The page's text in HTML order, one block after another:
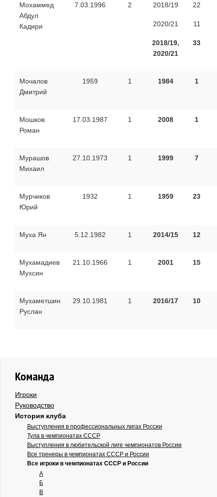
Мохаммед
Абдул
Кадири
7.03.1996 2 2018/19
2020/21
2018/19,
2020/21
22
11
33
Мочалов
Дмитрий
1959 1 1984 1
Мошков
Роман
17.03.1987 1 2008 1
Мурашов
Михаил
27.10.1973 1 1999 7
Мурчиков
Юрий
1932 1 1959 23
Муха Ян 5.12.1982 1 2014/15 12
Мухамадиев
Мухсин
21.10.1966 1 2001 15
Мухаметшин
Руслан
29.10.1981 1 2016/17 10
Команда
Игроки
Руководство
История клуба
Выступления в профессиональных лигах России
Тула в чемпионатах СССР
Выступления в любительской лиге чемпионатов России
Все тренеры в чемпионатах СССР и России
Все игроки в чемпионатах СССР и России
А
Б
В